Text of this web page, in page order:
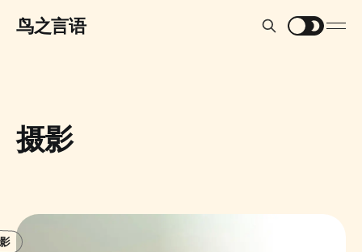
鸟之言语
摄影